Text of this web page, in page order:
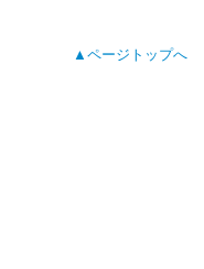
▲ページトップへ